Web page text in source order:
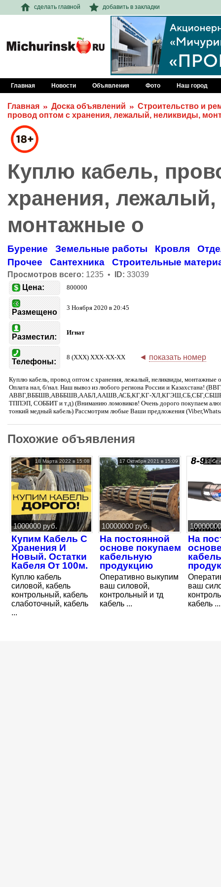
сделать главной добавить в закладки
Главная Новости Объявления Фото Наш город
Главная Доска объявлений
Строительство и
провод оптом с хранения, лежалый, неликвиды,
Куплю кабель,
хранения,
монтажные о
Бурение Земельные работы Кровля
Прочее
Сантехника Строительные
Просмотров всего: 1235 • ID: 33039
Цена:
800000
Размещено
3 Ноября 2020 в 20:45
Разместил:
Игнат
Телефоны:
8 (XXX) XXX-XX-XX ◄ показать номер
Куплю кабель, провод оптом с хранения, лежалый, неликвиды, монтажные
Оплата нал, б/нал. Наш вывоз из любого региона России и Казахстана!
АВВГ,ВББШВ,АВББШВ,ААБЛ,ААШВ,АСБ,КГ,КГ-
ТППЭП, СОББИТ и т.д) (Вниманию ломовиков! Очень дорого покупаем
тонкий медный кабель) Рассмотрим любые Ваши предложения
Похожие объявления
18 Марта 2022 в 15:08
1000000 руб.
Купим Кабель С
Хранения И
Новый. Остатки
Кабеля От 100м.
Куплю кабель
силовой, кабель
контрольный, кабель
слаботочный, кабель
...
17 Октября 2021 в 15:09
10000000 руб.
На постоянной
основе покупаем
кабельную
продукцию
Оперативно выкупим
ваш силовой,
контрольный и тд
кабель ...
12
На
ваш
кабель ...